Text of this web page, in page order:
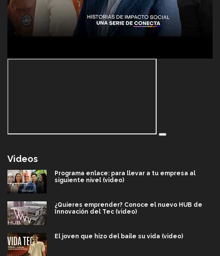
Videos
Programa enlace: para llevar a tu empresa al
siguiente nivel (video)
¿Quieres emprender? Conoce el nuevo HUB de
Innovación del Tec (video)
El joven que hizo del baile su vida (video)